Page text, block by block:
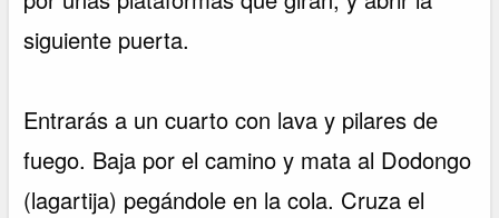
siguiente puerta.
Entrarás a un cuarto con lava y pilares de
fuego. Baja por el camino y mata al Dodongo
(lagartija) pegándole en la cola. Cruza el